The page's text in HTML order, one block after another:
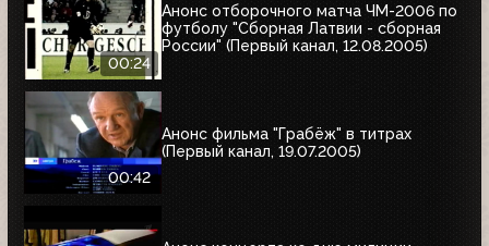
00:24
Анонс отборочного матча ЧМ-2006 по
футболу "Сборная Латвии - сборная
России" (Первый канал, 12.08.2005)
00:42
Анонс фильма "Грабёж" в титрах
(Первый канал, 19.07.2005)